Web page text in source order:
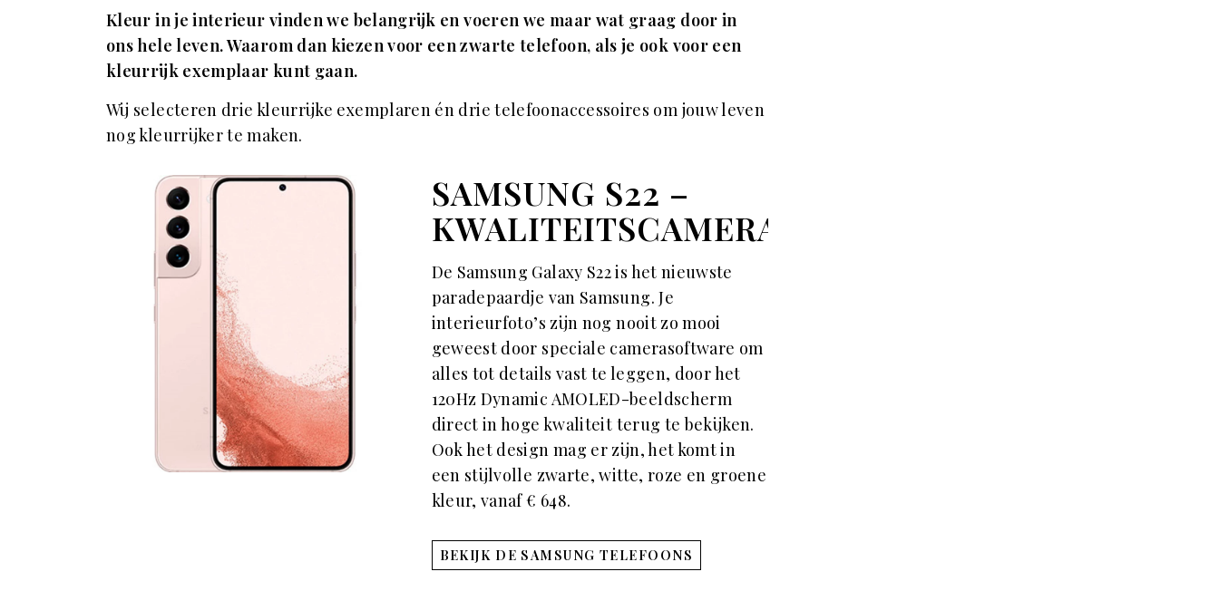
Kleur in je interieur vinden we belangrijk en voeren we maar wat graag door in
ons hele leven. Waarom dan kiezen voor een zwarte telefoon, als je ook voor een
kleurrijk exemplaar kunt gaan.
Wij selecteren drie kleurrijke exemplaren én drie telefoonaccessoires om jouw leven
nog kleurrijker te maken.
SAMSUNG S22 –
KWALITEITSCAMERA
De Samsung Galaxy S22 is het nieuwste
paradepaardje van Samsung. Je
interieurfoto’s zijn nog nooit zo mooi
geweest door speciale camerasoftware om
alles tot details vast te leggen, door het
120Hz Dynamic AMOLED-beeldscherm
direct in hoge kwaliteit terug te bekijken.
Ook het design mag er zijn, het komt in
een stijlvolle zwarte, witte, roze en groene
kleur, vanaf € 648.
BEKIJK DE SAMSUNG TELEFOONS